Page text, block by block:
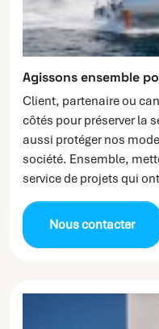
Agissons ensemble
Client, partenaire ou
côtés pour préserver la
aussi protéger nos
société. Ensemble,
service de projets qui
Nous contacter